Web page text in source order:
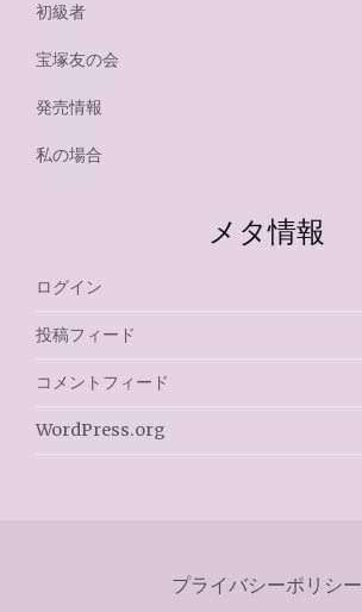
初級者
宝塚友の会
発売情報
私の場合
メタ情報
ログイン
投稿フィード
コメントフィード
WordPress.org
プライバシーポリシー